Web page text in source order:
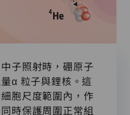
子照射時，硼原子
α 粒子與鋰核。這
胞尺度範圍內，作
時保護周圍正常組